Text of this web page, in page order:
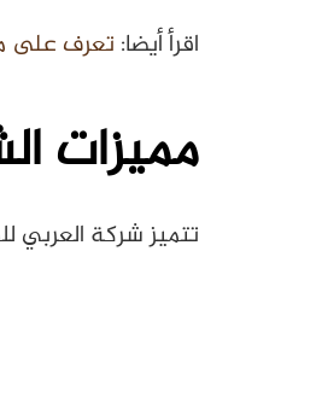
اقرأ أيضا:تعرف على
مميزات
تتميز شركة العربي